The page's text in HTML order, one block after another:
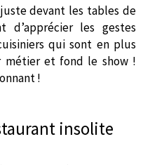
devant les tables de
d’apprécier les gestes
qui sont en plus
métier et fond le show !
!
insolite